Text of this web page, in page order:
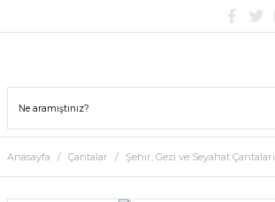
Anasayfa Çantalar Şehir, Gezi ve Seyahat Çantaları